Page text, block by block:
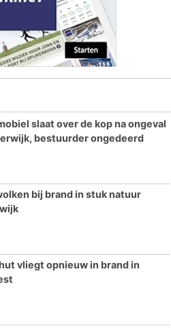
slaat over de kop na ongeval
bestuurder ongedeerd
bij brand in stuk natuur
vliegt opnieuw in brand in